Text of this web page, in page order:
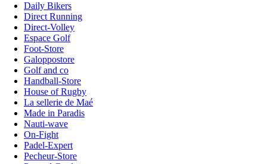
Daily Bikers
Direct Running
Direct-Volley
Espace Golf
Foot-Store
Galoppostore
Golf and co
Handball-Store
House of Rugby
La sellerie de Maé
Made in Paradis
Nauti-wave
On-Fight
Padel-Expert
Pecheur-Store